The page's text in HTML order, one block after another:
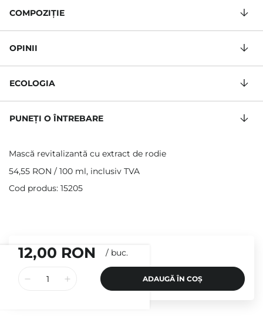
12,00 RON / buc.
ADAUGĂ ÎN COȘ
COMPOZIŢIE
OPINII
ECOLOGIA
PUNEȚI O ÎNTREBARE
Mască revitalizantă cu extract de rodie
54,55 RON / 100 ml, inclusiv TVA
Cod produs: 15205